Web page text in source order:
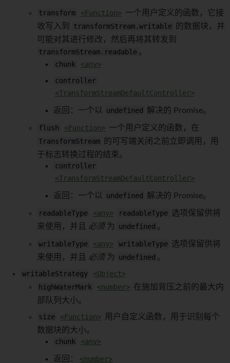
transform <Function> 一个用户定义的函数，它接
收写入到
transformStream.writable
的数据块，并
可能对其进行修改，然后再将其转发到
transformStream.readable 。
chunk
<any>
controller
<TransformStreamDefaultController>
返回：一个以 undefined 解决的 Promise。
flush <Function> 一个用户定义的函数，在
TransformStream
的可写端关闭之前立即调用，用
于标志转换过程的结束。
controller
<TransformStreamDefaultController>
返回：一个以 undefined 解决的 Promise。
readableType <any> readableType 选项保留供将
来使用，并且
必须为 undefined 。
writableType <any> writableType 选项保留供将
来使用，并且
必须为 undefined 。
writableStrategy
<Object>
highWaterMark
<number> 在施加背压之前的最大内
部队列大小。
size
<Function>
用户自定义函数，用于识别每个
数据块的大小。
chunk
<any>
返回： <number>